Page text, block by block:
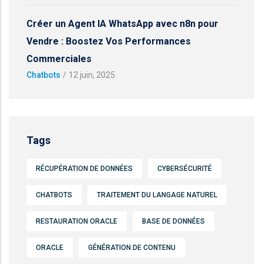
Créer un Agent IA WhatsApp avec n8n pour
Vendre : Boostez Vos Performances
Commerciales
Chatbots / 12 juin, 2025
Tags
RÉCUPÉRATION DE DONNÉES CYBERSÉCURITÉ
CHATBOTS TRAITEMENT DU LANGAGE NATUREL
RESTAURATION ORACLE BASE DE DONNÉES
ORACLE GÉNÉRATION DE CONTENU